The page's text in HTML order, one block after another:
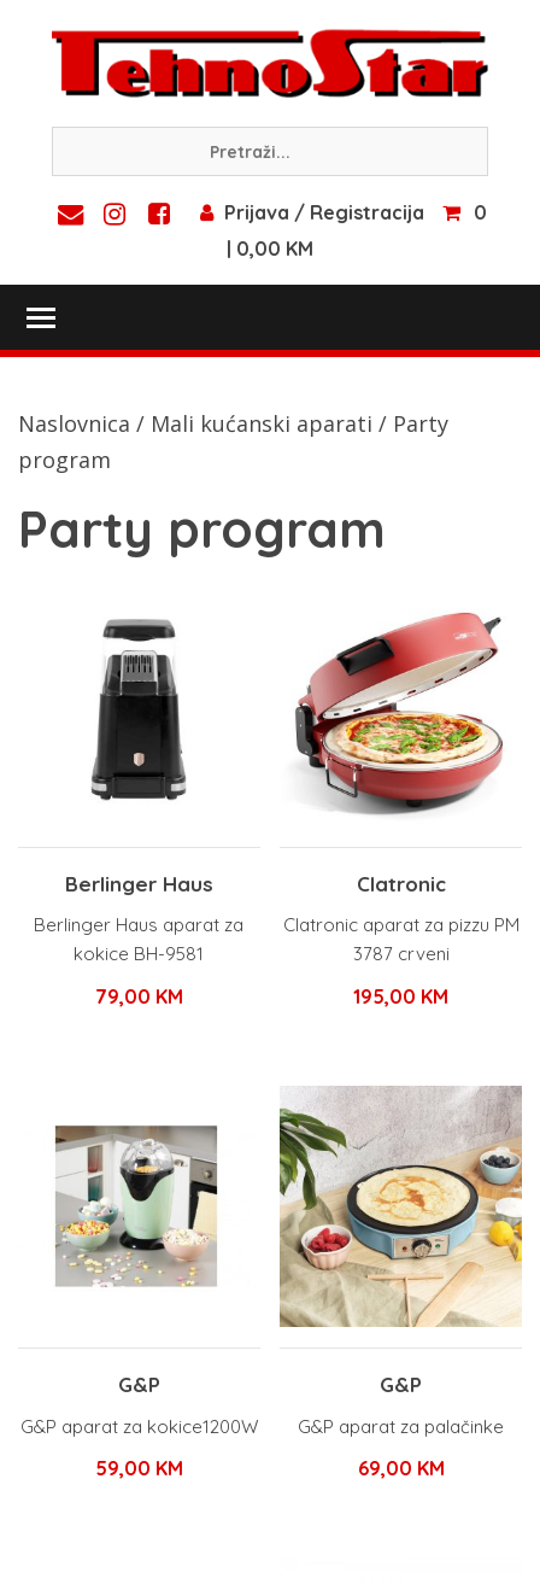
content
Prijava / Registracija
0
| 0,00 KM
Naslovnica / Mali kućanski aparati / Party
program
Party program
Berlinger Haus
Berlinger Haus aparat za
kokice BH-9581
79,00 KM
Clatronic
Clatronic aparat za pizzu PM
3787 crveni
195,00 KM
G&P
G&P aparat za kokice1200W
59,00 KM
G&P
G&P aparat za palačinke
69,00 KM